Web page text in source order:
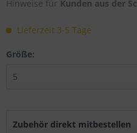
Hinweise für Kunden aus der
Lieferzeit 3-5 Tage
Größe:
Zubehör direkt mitbestellen